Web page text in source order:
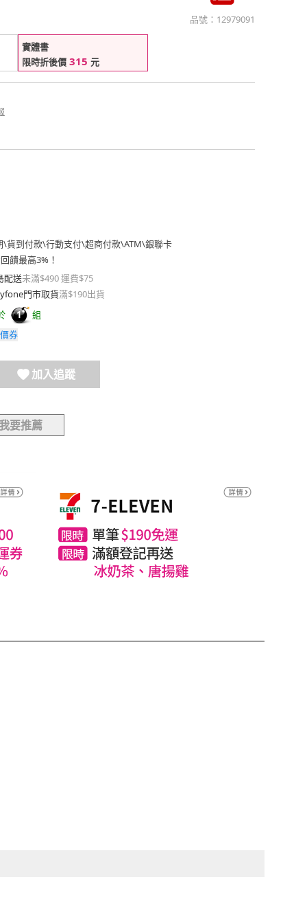
品號： 12979091
實體書
限時折後價 315 元
\貨到付款\行動支付\超商付款\ATM\銀聯卡
饋最高3%！
配送未滿$490 運費$75
門市取貨滿$190出貨
1
組
券
加入追蹤
要推薦